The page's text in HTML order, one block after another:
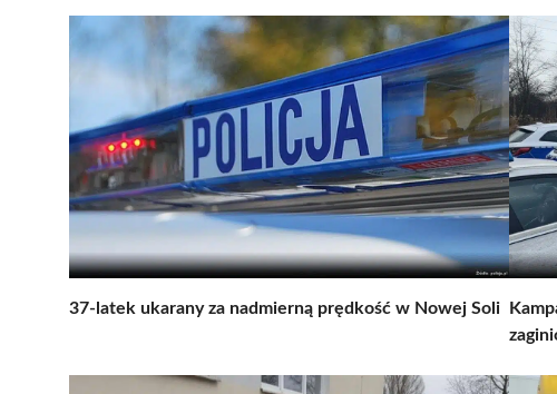
37-latek ukarany za nadmierną prędkość w Nowej Soli